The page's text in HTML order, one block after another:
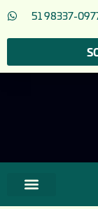
51 98337-